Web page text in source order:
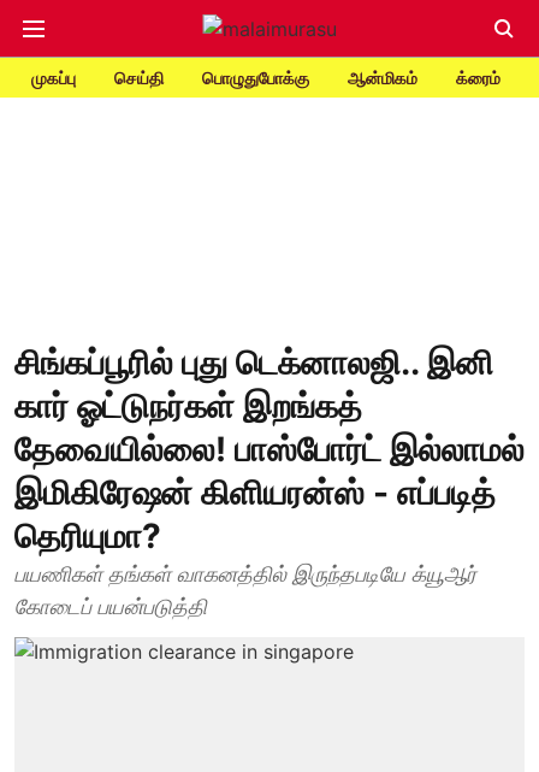
முகப்பு செய்தி பொழுதுபோக்கு ஆன்மிகம் க்ரைம்
சிங்கப்பூரில் புது டெக்னாலஜி.. இனி
கார் ஓட்டுநர்கள் இறங்கத்
தேவையில்லை! பாஸ்போர்ட் இல்லாமல்
இமிகிரேஷன் கிளியரன்ஸ் - எப்படித்
தெரியுமா?
பயணிகள் தங்கள் வாகனத்தில் இருந்தபடியே க்யூஆர்
கோடைப் பயன்படுத்தி